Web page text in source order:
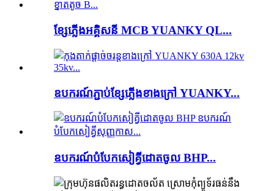
ខ្សែភ្លើងអគ្គិសនី MCB YUANKY QL...
ឧបករណ៍ភ្ជាប់ខ្សែភ្លើងខាងក្រៅ YUANKY...
ឧបករណ៍​បំបែក​សៀគ្វី​ដោត​ចូល BHP...